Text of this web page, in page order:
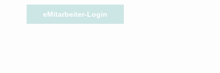
eMitarbeiter-Login